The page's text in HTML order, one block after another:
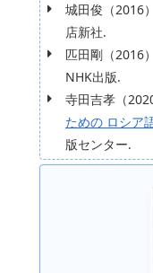
城田俊（2016
店新社.
匹田剛（2016
NHK出版.
寺田吉孝（
ための ロシア
版センター.